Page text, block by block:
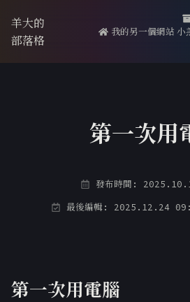
羊大的
部落格
我的另一個網站 小
第一次用
發布時間:
最後編輯: 2025.12.24
第一次用電腦